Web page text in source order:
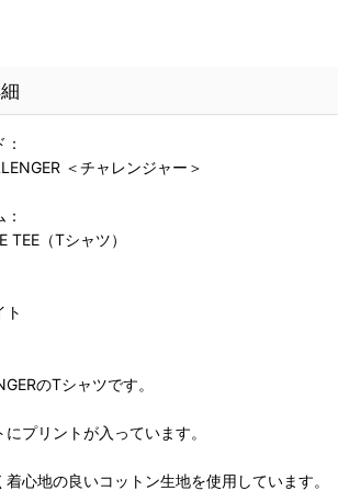
＜チャレンジャー＞
TEE（Tシャツ）
のTシャツです。
にプリントが入っています。
着心地の良いコットン生地を使用しています。